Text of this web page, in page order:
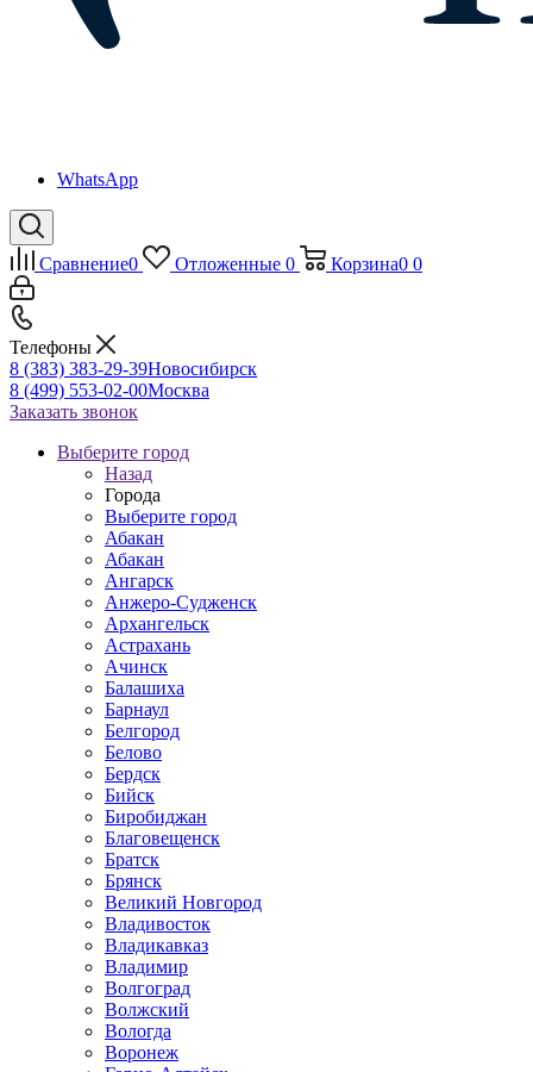
WhatsApp
Сравнение0 Отложенные 0 Корзина0 0
Телефоны
8 (383) 383-29-39Новосибирск
8 (499) 553-02-00Москва
Заказать звонок
Выберите город
Назад
Города
Выберите город
Абакан
Абакан
Ангарск
Анжеро-Судженск
Архангельск
Астрахань
Ачинск
Балашиха
Барнаул
Белгород
Белово
Бердск
Бийск
Биробиджан
Благовещенск
Братск
Брянск
Великий Новгород
Владивосток
Владикавказ
Владимир
Волгоград
Волжский
Вологда
Воронеж